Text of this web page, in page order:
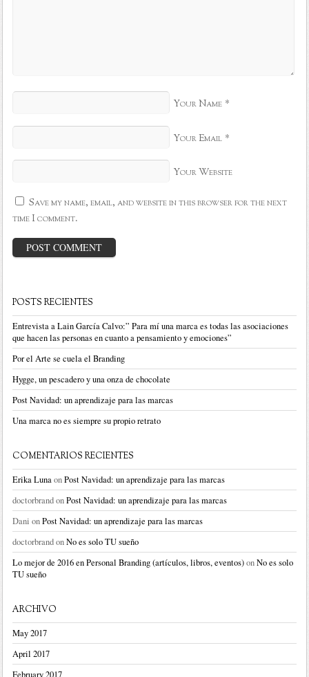
Your Name *
Your Email *
Your Website
Save my name, email, and website in this browser for the next
time I comment.
POSTS RECIENTES
Entrevista a Lain García Calvo:” Para mí una marca es todas las asociaciones
que hacen las personas en cuanto a pensamiento y emociones”
Por el Arte se cuela el Branding
Hygge, un pescadero y una onza de chocolate
Post Navidad: un aprendizaje para las marcas
Una marca no es siempre su propio retrato
COMENTARIOS RECIENTES
Erika LunaonPost Navidad: un aprendizaje para las marcas
doctorbrandonPost Navidad: un aprendizaje para las marcas
Dani onPost Navidad: un aprendizaje para las marcas
doctorbrandonNo es solo TU sueño
Lo mejor de 2016 en Personal Branding (artículos, libros, eventos)onNo es solo
TU sueño
ARCHIVO
May 2017
April 2017
February 2017